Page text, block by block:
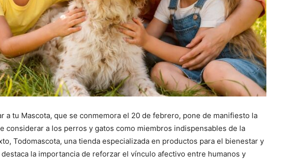
a tu Mascota, que se conmemora el 20 de febrero, pone de manifiesto la
considerar a los perros y gatos como miembros indispensables de la
Todomascota, una tienda especializada en productos para el bienestar y
la importancia de reforzar el vínculo afectivo entre humanos y